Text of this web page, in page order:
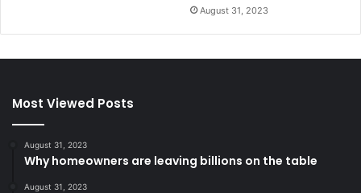
August 31, 2023
Most Viewed Posts
August 31, 2023
Why homeowners are leaving billions on the table
August 31, 2023